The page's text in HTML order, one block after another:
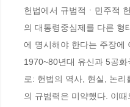
헌법에서 규범적ㆍ민주적
의 대통령중심제를 다른 형
에 명시해야 한다는 주장
1970~80년대 유신과 5공
로: 헌법의 역사, 현실, 논
의 규범력은 미약했다. 이